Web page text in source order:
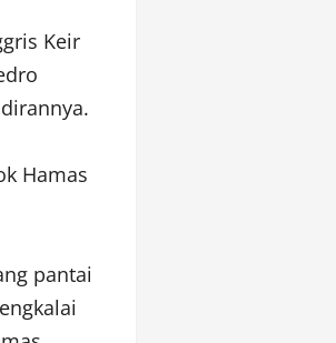
Keir
Hamas
pantai